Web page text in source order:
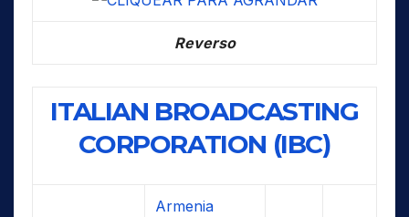
Reverso
ITALIAN BROADCASTING
CORPORATION (IBC)
Armenia